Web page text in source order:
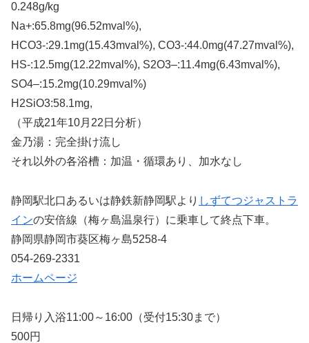
0.248g/kg
Na+:65.8mg(96.52mval%),
HCO3-:29.1mg(15.43mval%), CO3-:44.0mg(47.27mval%),
HS-:12.5mg(12.22mval%), S2O3–:11.4mg(6.43mval%),
SO4–:15.2mg(10.29mval%)
H2SiO3:58.1mg,
（平成21年10月22日分析）
金乃湯：完全掛け流し
それ以外の各浴槽：加温・循環あり、加水なし
静岡駅北口あるいは静鉄新静岡駅より しずてつジャストラ
インの安倍線（梅ヶ島温泉行）に乗車して終点下車。
静岡県静岡市葵区梅ヶ島5258-4
054-269-2331
ホームページ
日帰り入浴11:00～16:00（受付15:30まで）
500円